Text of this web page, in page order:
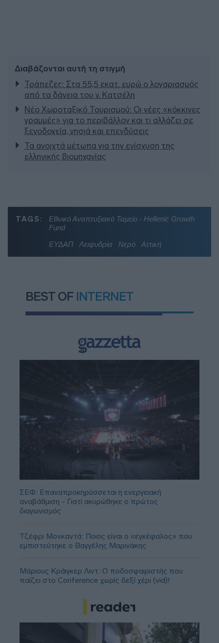
Διαβάζονται αυτή τη στιγμή
Τράπεζες: Στα 55,5 εκατ. ευρώ ο λογαριασμός
από τα δάνεια του ν. Κατσέλη
Νέο Χωροταξικό Τουρισμού: Οι νέες «κόκκινες
γραμμές» για το περιβάλλον και τι αλλάζει σε
ξενοδοχεία, νησιά και επενδύσεις
Τα ανοιχτά μέτωπα για την ενίσχυση της
ελληνικής βιομηχανίας
TAGS:
Εθνικό Αναπτυξιακό Ταμείο - Hellenic Growth
Fund
ΕΥΔΑΠ
Λειψυδρία Νερό Αττική
BEST OF INTERNET
ΣΕΦ: Επαναπροκηρύσσεται η ενεργειακή
αναβάθμιση - Γιατί ακυρώθηκε ο πρώτος
διαγωνισμός
Τζέφρι Μονκαντά: Ποιος είναι ο «εγκέφαλος» που
εμπιστεύτηκε ο Βαγγέλης Μαρινάκης
Μάριους Κράιγκερ Λιντ: Ο ποδοσφαιριστής που
παίζει στο Conference χωρίς δεξί χέρι (vid)!